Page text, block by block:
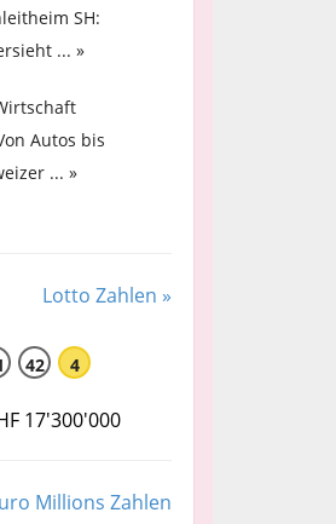
SH:
... »
Autos bis
... »
Lotto Zahlen »
42 4
17'300'000
Millions Zahlen